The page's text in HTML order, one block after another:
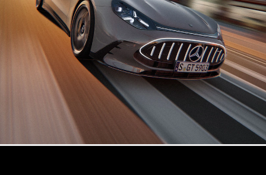
Alle
Cabriolets /
Roadsters
Cabriolet
Mercedes-